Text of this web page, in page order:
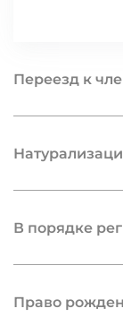
Переезд к
В порядке
Право